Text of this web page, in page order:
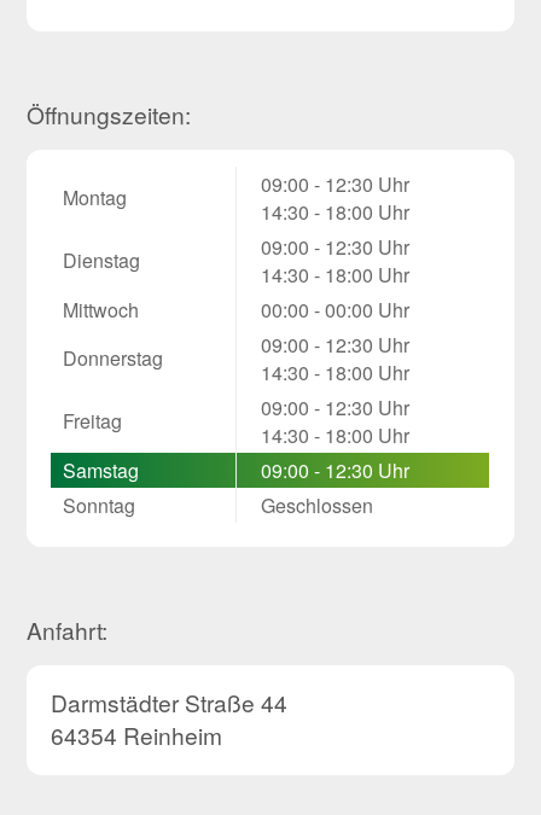
Öffnungszeiten:
Montag
09:00 - 12:30 Uhr
14:30 - 18:00 Uhr
Dienstag
09:00 - 12:30 Uhr
14:30 - 18:00 Uhr
Mittwoch
00:00 - 00:00 Uhr
Donnerstag
09:00 - 12:30 Uhr
14:30 - 18:00 Uhr
Freitag
09:00 - 12:30 Uhr
14:30 - 18:00 Uhr
Samstag
09:00 - 12:30 Uhr
Sonntag
Geschlossen
Anfahrt:
Darmstädter Straße 44
64354 Reinheim